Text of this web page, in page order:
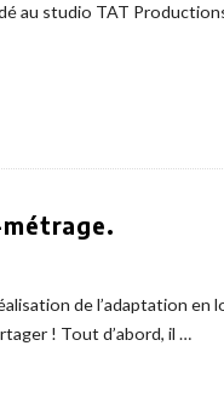
au studio TAT
de l’adaptation en
! Tout d’abord, il …